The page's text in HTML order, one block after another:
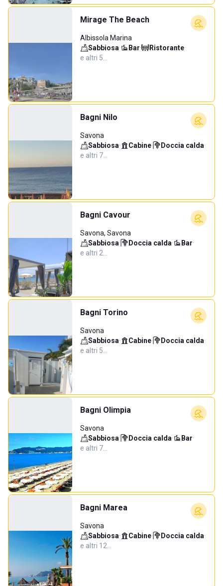
Mirage The Beach
Albissola Marina
Sabbiosa· Bar· Ristorante·
e altri 5…
Bagni Nilo
Savona
Sabbiosa· Cabine· Doccia calda·
e altri 7…
Bagni Cavour
Savona, Savona
Sabbiosa· Doccia calda· Bar·
e altri 2…
Bagni Torino
Savona
Sabbiosa· Cabine· Doccia calda·
e altri 5…
Bagni Olimpia
Savona
Sabbiosa· Doccia calda· Bar·
e altri 7…
Bagni Marea
Savona
Sabbiosa· Cabine· Doccia calda·
e altri 12…